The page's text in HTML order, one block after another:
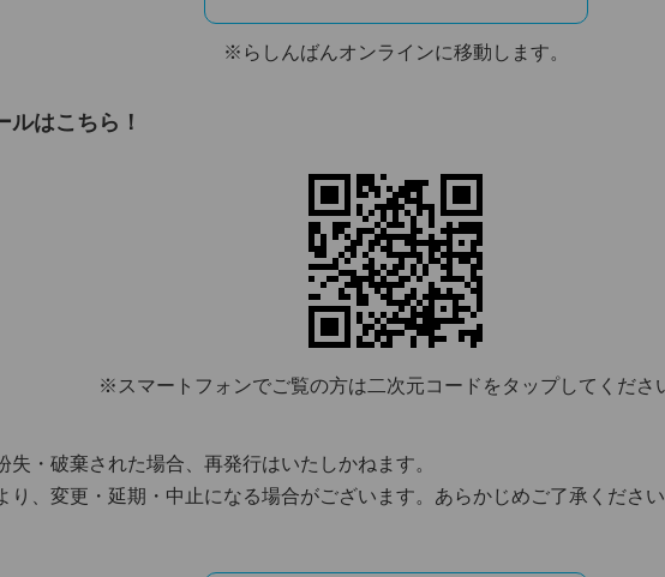
※らしんばんオンラインに移動します。
ルはこちら！
※スマートフォンでご覧の方は二次元コードをタップしてくださ
失・破棄された場合、再発行はいたしかねます。
り、変更・延期・中止になる場合がございます。あらかじめご了承くださ